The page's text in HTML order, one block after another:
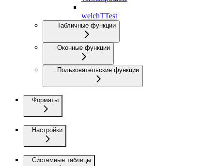
welchTTest
Табличные функции
Оконные функции
Пользовательские функции
Форматы
Настройки
Системные таблицы